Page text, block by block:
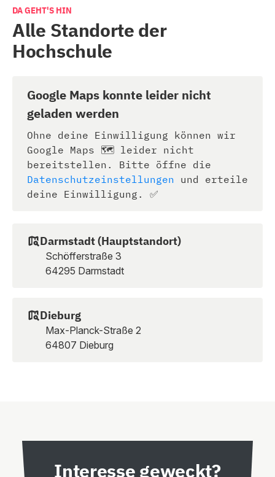
DA GEHT'S HIN
Alle Standorte der
Hochschule
Google Maps konnte leider nicht
geladen werden
Ohne deine Einwilligung können wir
Google Maps 🗺️ leider nicht
bereitstellen. Bitte öffne die
Datenschutzeinstellungen und erteile
deine Einwilligung. ✅
Darmstadt (Hauptstandort)
Schöfferstraße 3
64295 Darmstadt
Dieburg
Max-Planck-Straße 2
64807 Dieburg
Interesse geweckt?